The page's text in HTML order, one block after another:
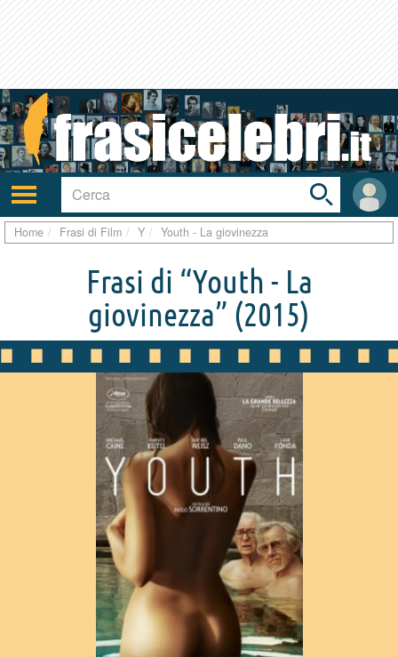
Attiva/disattiva
navigazione
User
area
Toggle
search
bar
Home Frasi di Film Y Youth - La giovinezza
Frasi di “Youth - La
giovinezza” (2015)